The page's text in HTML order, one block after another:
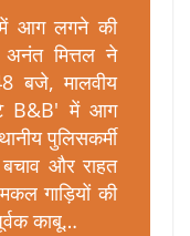
में आग लगने की
मित्तल ने
बजे, मालवीय
B&B' में आग
पुलिसकर्मी
और राहत
गाड़ियों की
काबू…